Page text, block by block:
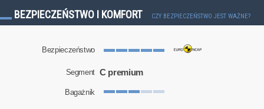
BEZPIECZEŃSTWO I KOMFORT CZY BEZPIECZEŃSTWO JEST WAŻNE?
Bezpieczeństwo
Segment C premium
Bagażnik